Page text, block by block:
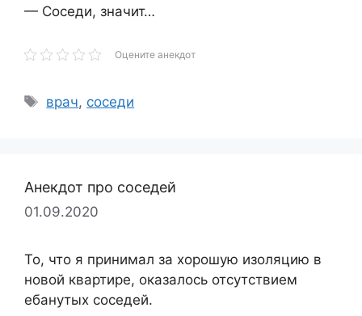
— Соседи, значит…
Оцените анекдот
Метки
врач, соседи
Анекдот про соседей
01.09.2020
То, что я принимал за хорошую изоляцию в
новой квартире, оказалось отсутствием
ебанутых соседей.